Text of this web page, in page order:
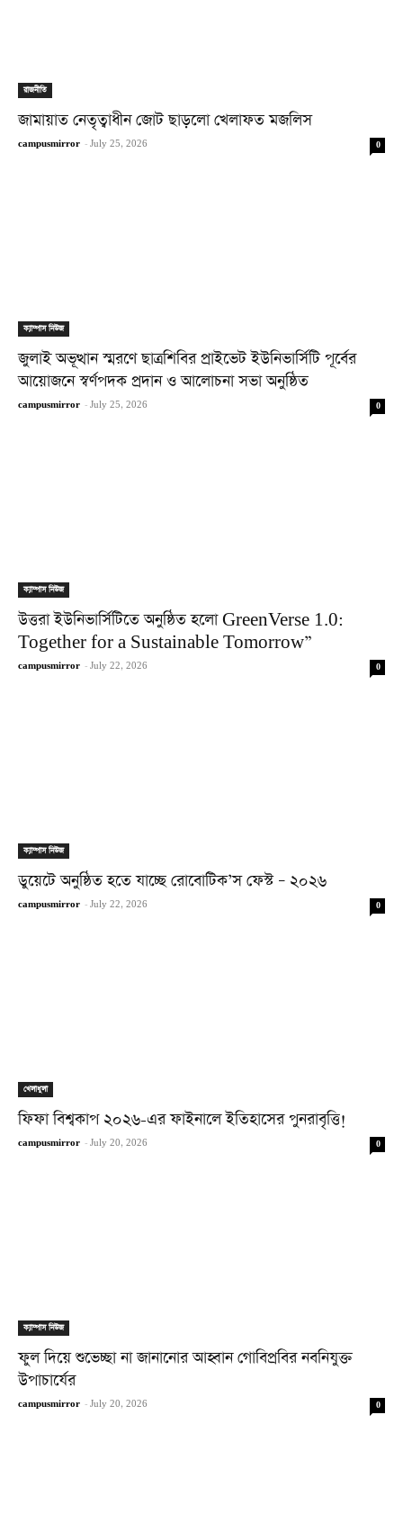
রাজনীতি
জামায়াত নেতৃত্বাধীন জোট ছাড়লো খেলাফত মজলিস
campusmirror - July 25, 2026 0
ক্যাম্পাস নিউজ
জুলাই অভূত্থান স্মরণে ছাত্রশিবির প্রাইভেট ইউনিভার্সিটি পূর্বের
আয়োজনে স্বর্ণপদক প্রদান ও আলোচনা সভা অনুষ্ঠিত
campusmirror - July 25, 2026 0
ক্যাম্পাস নিউজ
উত্তরা ইউনিভার্সিটিতে অনুষ্ঠিত হলো GreenVerse 1.0:
Together for a Sustainable Tomorrow”
campusmirror - July 22, 2026 0
ক্যাম্পাস নিউজ
ডুয়েটে অনুষ্ঠিত হতে যাচ্ছে রোবোটিক’স ফেস্ট – ২০২৬
campusmirror - July 22, 2026 0
খেলাধুলা
ফিফা বিশ্বকাপ ২০২৬-এর ফাইনালে ইতিহাসের পুনরাবৃত্তি!
campusmirror - July 20, 2026 0
ক্যাম্পাস নিউজ
ফুল দিয়ে শুভেচ্ছা না জানানোর আহ্বান গোবিপ্রবির নবনিযুক্ত
উপাচার্যের
campusmirror - July 20, 2026 0